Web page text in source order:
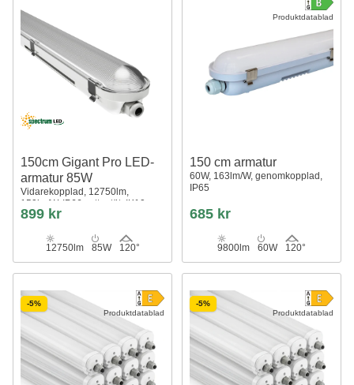
150cm Gigant Pro LED-
armatur 85W
Vidarekopplad, 12750lm,
150lm/W, IP66 vattentät, IK10
899 kr
12750lm 85W 120°
Produktdatablad
150 cm armatur
60W, 163lm/W, genomkopplad,
IP65
685 kr
9800lm 60W 120°
Produktdatablad
-5%
Produktdatablad
-5%